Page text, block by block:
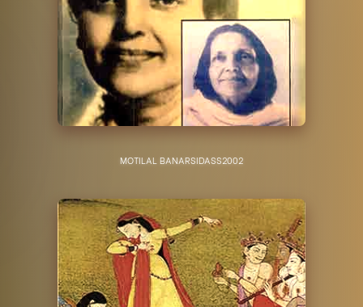
MOTILAL BANARSIDASS2002